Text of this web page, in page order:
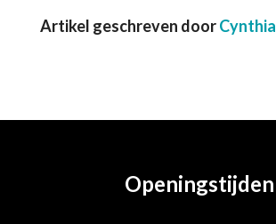
Artikel geschreven doorCynthia
Openingstijden